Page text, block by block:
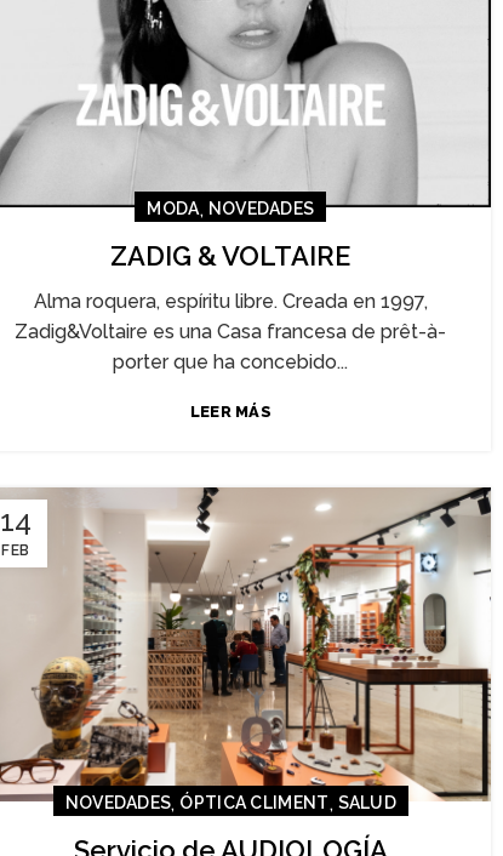
MODA, NOVEDADES
ZADIG & VOLTAIRE
Alma roquera, espíritu libre. Creada en 1997,
Zadig&Voltaire es una Casa francesa de prêt-à-
porter que ha concebido...
LEER MÁS
14
FEB
NOVEDADES, ÓPTICA CLIMENT, SALUD